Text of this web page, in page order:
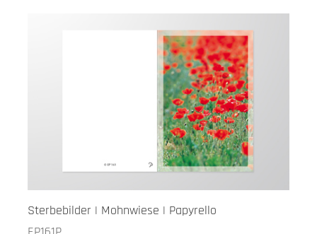
Sterbebilder | Mohnwiese | Papyrello